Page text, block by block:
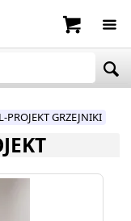
PROJEKT GRZEJNIKI